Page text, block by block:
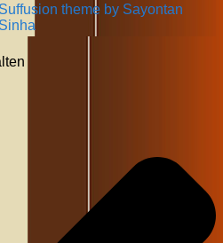
Suffusion theme by Sayontan
Sinha